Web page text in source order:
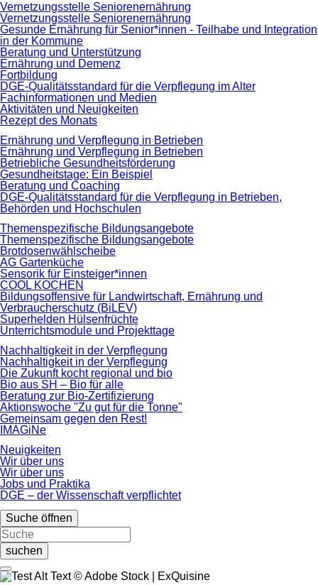
Vernetzungsstelle Seniorenernährung
Vernetzungsstelle Seniorenernährung
Gesunde Ernährung für Senior*innen - Teilhabe und Integration
in der Kommune
Beratung und Unterstützung
Ernährung und Demenz
Fortbildung
DGE-Qualitätsstandard für die Verpflegung im Alter
Fachinformationen und Medien
Aktivitäten und Neuigkeiten
Rezept des Monats
Ernährung und Verpflegung in Betrieben
Ernährung und Verpflegung in Betrieben
Betriebliche Gesundheitsförderung
Gesundheitstage: Ein Beispiel
Beratung und Coaching
DGE-Qualitätsstandard für die Verpflegung in Betrieben,
Behörden und Hochschulen
Themenspezifische Bildungsangebote
Themenspezifische Bildungsangebote
Brotdosenwählscheibe
AG Gartenküche
Sensorik für Einsteiger*innen
COOL KOCHEN
Bildungsoffensive für Landwirtschaft, Ernährung und
Verbraucherschutz (BiLEV)
Superhelden Hülsenfrüchte
Unterrichtsmodule und Projekttage
Nachhaltigkeit in der Verpflegung
Nachhaltigkeit in der Verpflegung
Die Zukunft kocht regional und bio
Bio aus SH – Bio für alle
Beratung zur Bio-Zertifizierung
Aktionswoche "Zu gut für die Tonne"
Gemeinsam gegen den Rest!
IMAGiNe
Neuigkeiten
Wir über uns
Wir über uns
Jobs und Praktika
DGE – der Wissenschaft verpflichtet
Suche öffnen
suchen
© Adobe Stock | ExQuisine